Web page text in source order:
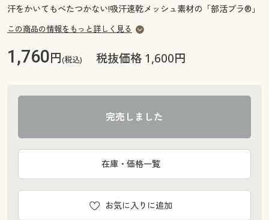
ご利用ガイド
よくある質問とお問い合わせ
汗をかいてもべたつかない!吸汗速乾メッシュ素材の「部活ブラ®」
この商品の情報をもっと詳しく見る
1,760円(税込) 税抜価格 1,600円
完売しました
お気に入りに追加
在庫・価格一覧